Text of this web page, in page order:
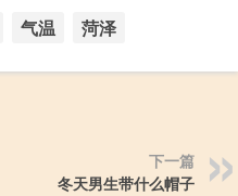
气温 菏泽
下一篇
冬天男生带什么帽子